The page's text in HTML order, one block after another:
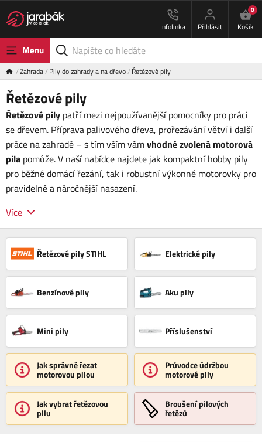
Infolinka Přihlásit
0
Košík
Menu
Zahrada Pily do zahrady a na dřevo Řetězové pily
Řetězové pily
Řetězové pily patří mezi nejpoužívanější pomocníky pro práci
se dřevem. Příprava palivového dřeva, prořezávání větví i další
práce na zahradě – s tím vším vámvhodně zvolená motorová
pila pomůže. V naší nabídce najdete jak kompaktní hobby pily
pro běžné domácí řezání, tak i robustní výkonné motorovky pro
pravidelné a náročnější nasazení.
Více
Řetězové pily STIHL Elektrické pily
Benzínové pily Aku pily
Mini pily Příslušenství
Jak správně řezat
motorovou pilou
Průvodce údržbou
motorové pily
Jak vybrat řetězovou
pilu
Broušení pilových
řetězů